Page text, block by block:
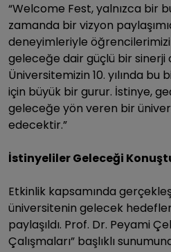
“Welcome Fest, yalnızca bir
zamanda bir vizyon
deneyimleriyle
geleceğe dair güçlü bir sinerji
Üniversitemizin 10. yılında
için büyük bir gurur. İstinye,
geleceğe yön veren bir
edecektir.”
İstinyeliler Geleceği
Etkinlik kapsamında
üniversitenin gelecek
paylaşıldı. Prof. Dr. Peyami
Çalışmaları” başlıklı